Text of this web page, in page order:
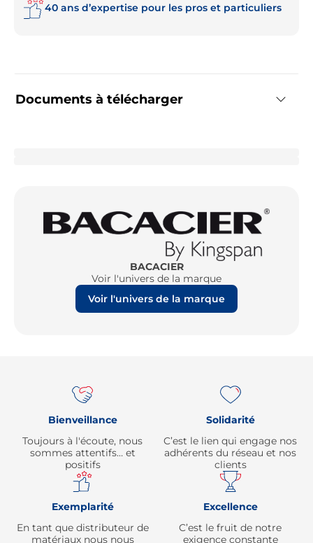
Documents à télécharger
40 ans d’expertise pour les pros et particuliers
BACACIER
Voir l'univers de la marque
Voir l'univers de la marque
Bienveillance
Toujours à l'écoute, nous
sommes attentifs… et
positifs
Solidarité
C’est le lien qui engage nos
adhérents du réseau et nos
clients
Exemplarité
En tant que distributeur de
matériaux nous nous
Excellence
C’est le fruit de notre
exigence constante